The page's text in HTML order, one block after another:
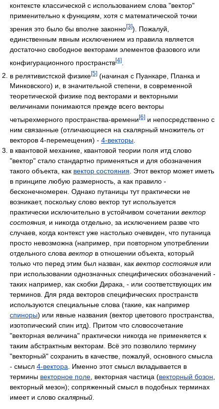
контексте классической с использованием слова "вектор"
применительно к функциям, хотя с математической точки
зрения это было бы вполне законно[3]). Пожалуй,
единственным явным исключением из правила является
достаточно свободное векторами элементов фазового или
конфигурационного пространств[4]
в релятивистской физике[5] (начиная с Пуанкаре, Планка и
Минковского) и, в значительной степени, в современной
теоретической физике под векторами и векторными
величинами понимаются прежде всего векторы
четырехмерного пространства-времени [6] и непосредственно с
ним связанные (отличающиеся на скалярный множитель от
векторов 4-перемещения) - 4-векторы
в квантовой механике, квантовой теории поля итд слово
"вектор" стало стандартно применяться и для обозначения
такого объекта, как вектор состояния . Этот вектор может иметь
в принципе любую размерность, а как правило -
бесконечномерен. Однако путаницы тут практически не
возникает, поскольку слово вектор тут используется
практически исключительно в устойчивом сочетании вектор
состояния, и никогда отдельно, за исключением разве что
случаев, когда контекст уже настолько очевиден, что путаница
просто невозможна (например, при повторном употреблении
отдельного слова вектор в отношении объекта, который
только что перед этим был назван, как вектор состоянияили
при использовании однозначных специфических обозначений -
таких например, как скобки Дирака, - или соответствующих им
терминов. Для ряда векторов специфических пространств
используются специальные слова (такие, как например
спиноры) или явные названия (вектор цветового пространства,
изотопический спин итд). Притом что словосочетание
"векторная величина" практически никогда не применяется к
таким абстрактным векторам. Всё это позволило термину
"векторный" сохранить в качестве, пожалуй, основного смысла
- смысл 4-вектора . Именно этот смысл вкладывается в
термины векторное поле , векторная частица (векторный бозон
векторный мезон); сопряженный смысл в подобных терминах
имеет и слово скалярный